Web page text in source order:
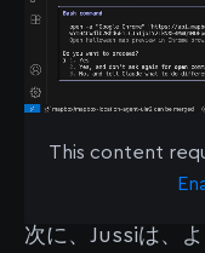
This content
デモ2：2
次に、Jussiは、